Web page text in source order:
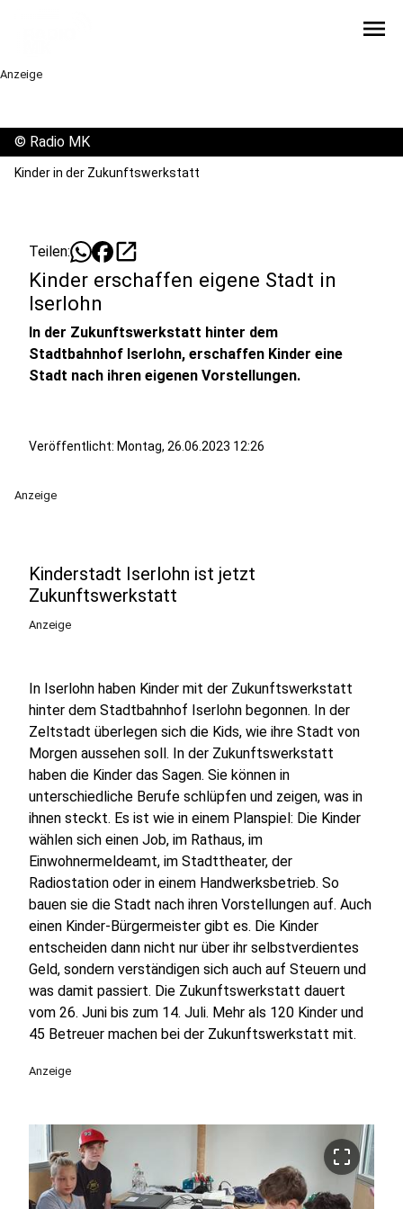
menu
Anzeige
© Radio MK
Kinder in der Zukunftswerkstatt
Teilen: open_in_new
Kinder erschaffen eigene Stadt in
Iserlohn
In der Zukunftswerkstatt hinter dem
Stadtbahnhof Iserlohn, erschaffen Kinder eine
Stadt nach ihren eigenen Vorstellungen.
Veröffentlicht: Montag, 26.06.2023 12:26
Anzeige
Kinderstadt Iserlohn ist jetzt
Zukunftswerkstatt
Anzeige
In Iserlohn haben Kinder mit der Zukunftswerkstatt
hinter dem Stadtbahnhof Iserlohn begonnen. In der
Zeltstadt überlegen sich die Kids, wie ihre Stadt von
Morgen aussehen soll. In der Zukunftswerkstatt
haben die Kinder das Sagen. Sie können in
unterschiedliche Berufe schlüpfen und zeigen, was in
ihnen steckt. Es ist wie in einem Planspiel: Die Kinder
wählen sich einen Job, im Rathaus, im
Einwohnermeldeamt, im Stadttheater, der
Radiostation oder in einem Handwerksbetrieb. So
bauen sie die Stadt nach ihren Vorstellungen auf. Auch
einen Kinder-Bürgermeister gibt es. Die Kinder
entscheiden dann nicht nur über ihr selbstverdientes
Geld, sondern verständigen sich auch auf Steuern und
was damit passiert. Die Zukunftswerkstatt dauert
vom 26. Juni bis zum 14. Juli. Mehr als 120 Kinder und
45 Betreuer machen bei der Zukunftswerkstatt mit.
Anzeige
crop_free